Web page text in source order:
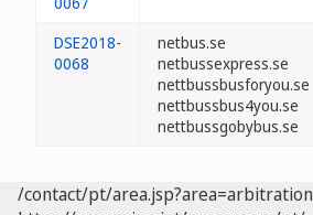
DSE2018-
0068
netbus.se
netbussexpress.se
nettbussbusforyou.se
nettbussbus4you.se
nettbussgobybus.se
/contact/pt/area.jsp?area=arbitration